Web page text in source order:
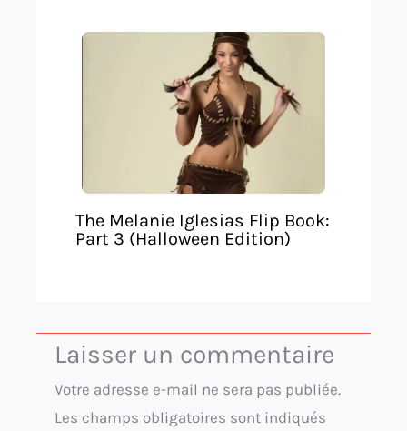
The Melanie Iglesias Flip Book:
Part 3 (Halloween Edition)
Laisser un commentaire
Votre adresse e-mail ne sera pas publiée.
Les champs obligatoires sont indiqués